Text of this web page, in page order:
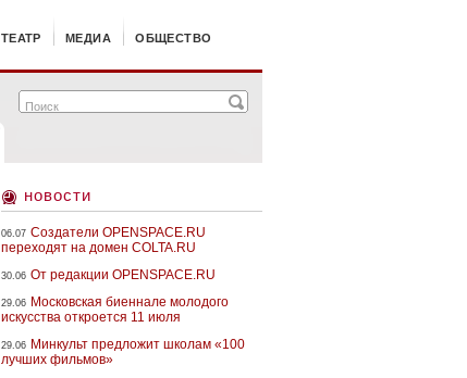
ТЕАТР МЕДИА ОБЩЕСТВО
новости
06.07 Создатели OPENSPACE.RU
переходят на домен COLTA.RU
30.06 От редакции OPENSPACE.RU
29.06 Московская биеннале молодого
искусства откроется 11 июля
29.06 Минкульт предложит школам «100
лучших фильмов»